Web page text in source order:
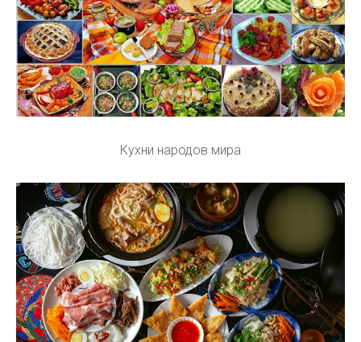
Кухни народов мира